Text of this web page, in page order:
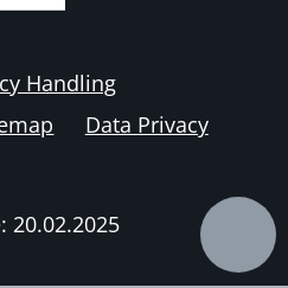
Handling
Data Privacy
20.02.2025